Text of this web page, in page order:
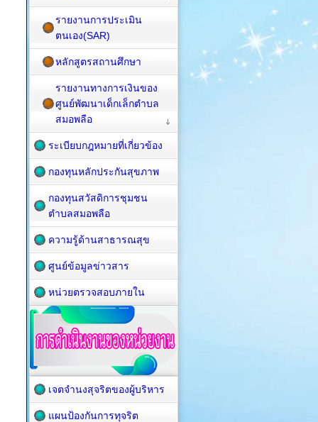
รายงานการประเมิน
ตนเอง(SAR)
หลักสูตรสถานศึกษา
รายงานทางการเงินของ
ศูนย์พัฒนาเด็กเล็กตำบล
สมอพลือ
ระเบียบกฎหมายที่เกี่ยวข้อง
กองทุนหลักประกันสุขภาพ
กองทุนสวัสดิการชุมชน
ตำบลสมอพลือ
ความรู้ด้านสาธารณสุข
ศูนย์ข้อมูลข่าวสาร
หน่วยตรวจสอบภายใน
เจตจำนงสุจริตของผู้บริหาร
แผนป้องกันการทุจริต